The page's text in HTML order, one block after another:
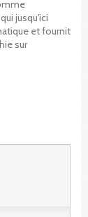
jusqu'ici
et fournit
sur